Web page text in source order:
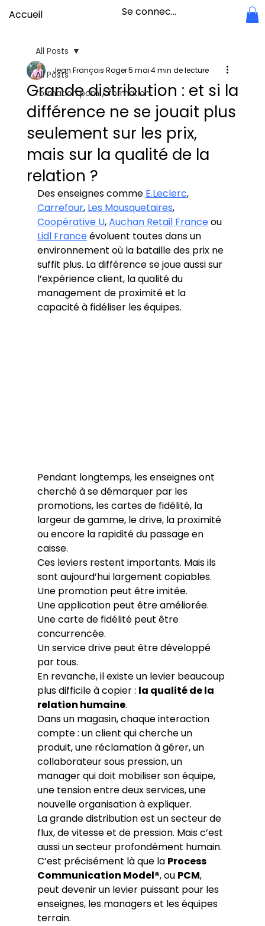
Accueil Se connecter
All Posts
formation pcm / formation
All Posts
Grande distribution : et si la
différence ne se jouait plus
seulement sur les prix,
mais sur la qualité de la
relation ?
Jean François Roger5 mai4 min de lecture
Des enseignes comme E.Leclerc,
Carrefour, Les Mousquetaires,
Coopérative U, Auchan Retail France ou
Lidl France évoluent toutes dans un
environnement où la bataille des prix ne
suffit plus. La différence se joue aussi sur
l’expérience client, la qualité du
management de proximité et la
capacité à fidéliser les équipes.
Pendant longtemps, les enseignes ont
cherché à se démarquer par les
promotions, les cartes de fidélité, la
largeur de gamme, le drive, la proximité
ou encore la rapidité du passage en
caisse.
Ces leviers restent importants. Mais ils
sont aujourd’hui largement copiables.
Une promotion peut être imitée.
Une application peut être améliorée.
Une carte de fidélité peut être
concurrencée.
Un service drive peut être développé
par tous.
En revanche, il existe un levier beaucoup
plus difficile à copier : la qualité de la
relation humaine.
Dans un magasin, chaque interaction
compte : un client qui cherche un
produit, une réclamation à gérer, un
collaborateur sous pression, un
manager qui doit mobiliser son équipe,
une tension entre deux services, une
nouvelle organisation à expliquer.
La grande distribution est un secteur de
flux, de vitesse et de pression. Mais c’est
aussi un secteur profondément humain.
C’est précisément là que la Process
Communication Model®, ou PCM,
peut devenir un levier puissant pour les
enseignes, les managers et les équipes
terrain.